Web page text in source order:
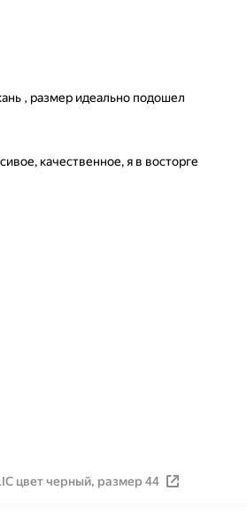
, размер идеально подошел
качественное, я в восторге
цвет черный, размер 44